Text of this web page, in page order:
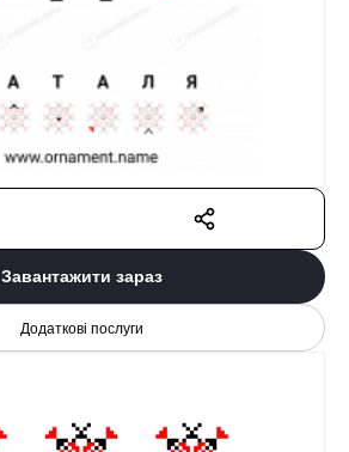
Завантажити зараз
Додаткові послуги